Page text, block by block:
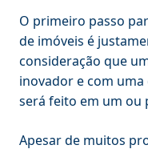
O primeiro passo
de imóveis é
consideração que
inovador e com
será feito em um ou
Apesar de muitos